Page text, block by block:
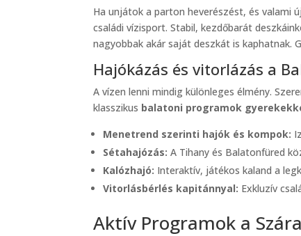
Ha unjátok a parton heverészést, és valami
családi vízisport. Stabil, kezdőbarát
nagyobbak akár saját deszkát is kaphatnak.
Hajókázás és vitorlázás a
A vízen lenni mindig különleges élmény.
klasszikus balatoni programok
Menetrend szerinti hajók és kompok:
Sétahajózás: A Tihany és Balatonfüred
Kalózhajó: Interaktív, játékos kaland a
Vitorlásbérlés kapitánnyal: Exkluzív
Aktív Programok a